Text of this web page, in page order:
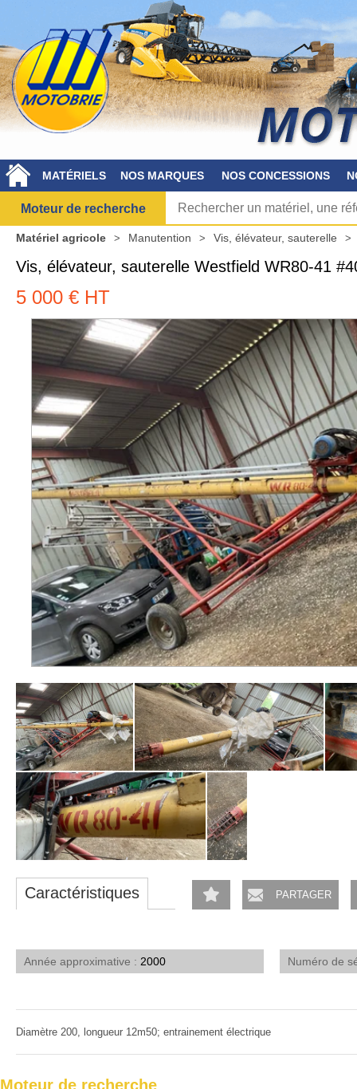
MATÉRIELS NOS MARQUES NOS CONCESSIONS
Moteur de recherche
Matériel agricole Manutention Vis, élévateur, sauterelle
Vis, élévateur, sauterelle Westfield WR80-41
5 000 € HT
Caractéristiques PARTAGER
Année approximative 2000 Numéro de
Diamètre 200, longueur 12m50; entrainement électrique
Moteur de recherche